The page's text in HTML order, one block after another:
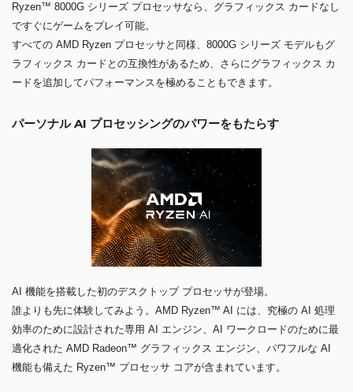
Ryzen™ 8000G シリーズ プロセッサなら、グラフィックス カードなし
ですぐにゲームをプレイ可能。
すべての AMD Ryzen プロセッサと同様、8000G シリーズ モデルもグ
ラフィックス カードとの互換性があるため、さらにグラフィックス カ
ードを追加してパフォーマンスを極めることもできます。
パーソナル AI プロセッシングのパワーをもたらす
AI 機能を搭載した初のデスクトップ プロセッサが登場。
誰よりも先に体験してみよう。AMD Ryzen™ AI には、究極の AI 処理
効率のために設計された専用 AI エンジン、AI ワークロードのために最
適化された AMD Radeon™ グラフィックス エンジン、パワフルな AI
機能も備えた Ryzen™ プロセッサ コアが含まれています。